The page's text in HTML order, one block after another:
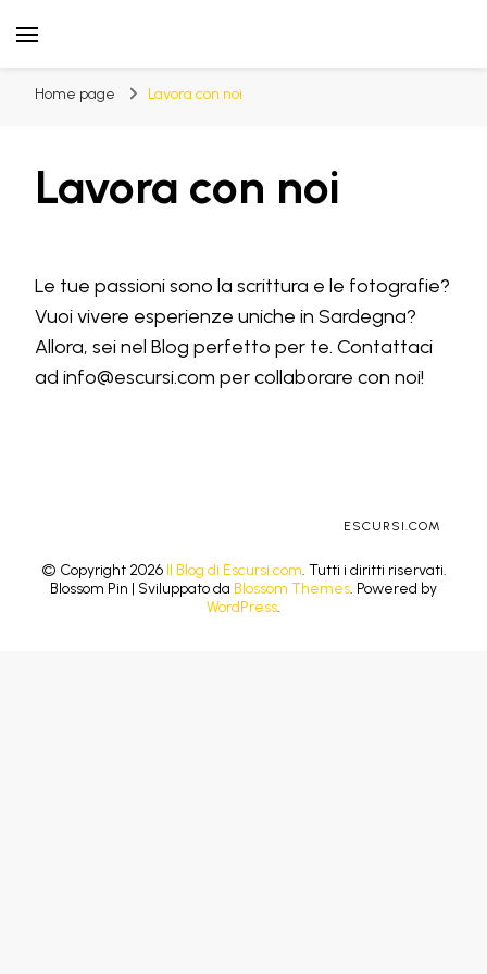
Home page Lavora con noi
Lavora con noi
Le tue passioni sono la scrittura e le fotografie?
Vuoi vivere esperienze uniche in Sardegna?
Allora, sei nel Blog perfetto per te. Contattaci
ad info@escursi.com per collaborare con noi!
© Copyright 2026 Il Blog di Escursi.com. Tutti i diritti riservati.
Blossom Pin | Sviluppato da Blossom Themes. Powered by
WordPress.
ESCURSI.COM